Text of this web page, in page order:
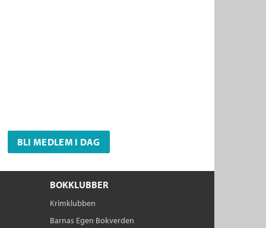
BLI MEDLEM I DAG
BOKKLUBBER
Krimklubben
Barnas Egen Bokverden